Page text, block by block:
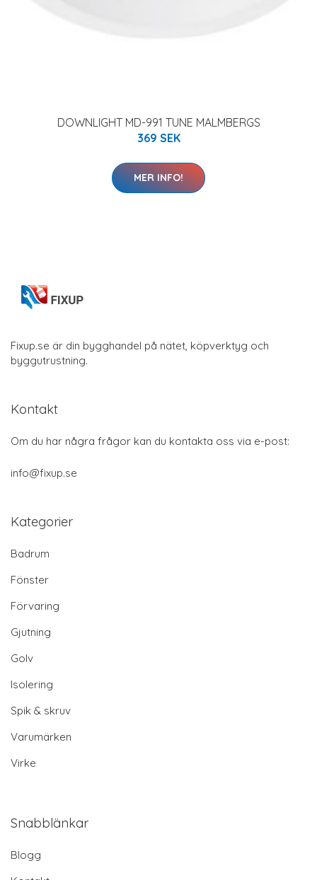
DOWNLIGHT MD-991 TUNE MALMBERGS
369 SEK
MER INFO!
Fixup.se är din bygghandel på nätet, köpverktyg och
byggutrustning.
Kontakt
Om du har några frågor kan du kontakta oss via e-post:
info@fixup.se
Kategorier
Badrum
Fönster
Förvaring
Gjutning
Golv
Isolering
Spik & skruv
Varumärken
Virke
Snabblänkar
Blogg